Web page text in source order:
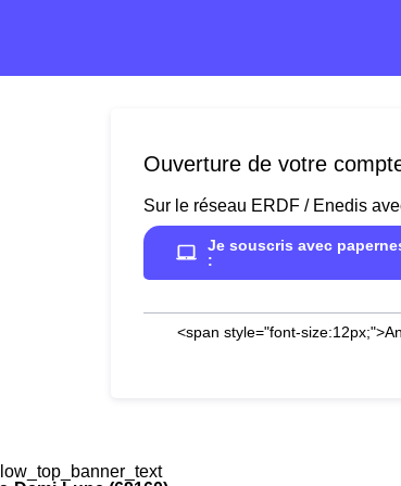
Ouverture de votre
Sur le réseau ERDF / Enedis
Je souscris avec
:
<span style="font-